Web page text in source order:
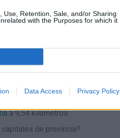
Use, Retention, Sale, and/or Sharing
with the Purposes for which it
Data Access Privacy Policy
a 3,53 kilómetros
a 5,51 kilómetros
a 8,55 kilómetros
a 9,54 kilómetros
de provincia?